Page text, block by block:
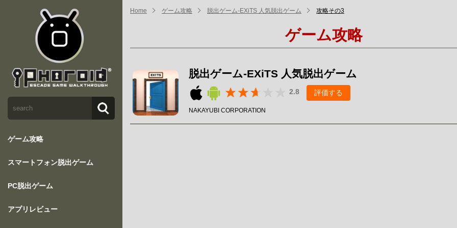
ゲーム攻略
スマートフォン脱出ゲーム
PC脱出ゲーム
アプリレビュー
Home ゲーム攻略 脱出ゲーム-EXiTS 人気脱出ゲーム 攻略その3
ゲーム攻略
脱出ゲーム-EXiTS 人気脱出ゲーム
2.8 評価する
NAKAYUBI CORPORATION